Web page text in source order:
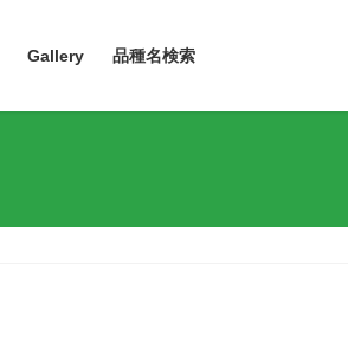
Gallery 品種名検索